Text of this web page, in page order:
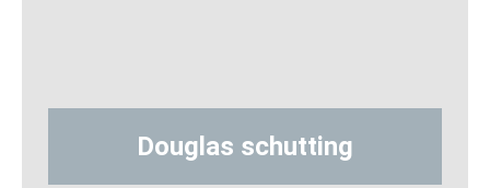
Hout-betonschutting